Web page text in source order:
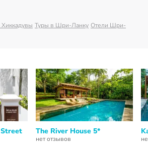
Туры в Шри-Ланку Отели Шри-
The River House 5*
нет отзывов